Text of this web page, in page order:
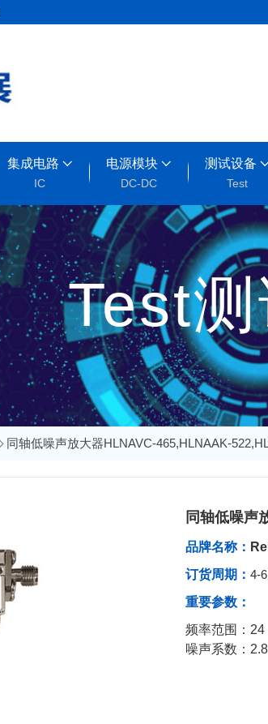
集成电路
IC
电源模块
DC-DC
测试设备
Test
Test
同轴低噪声放大器HLNAVC-465,HLNAAK-
同轴低噪声
发布于：2025-
品牌名称：
订货周期：4-
重要参数：
频率范围：24
噪声系数：